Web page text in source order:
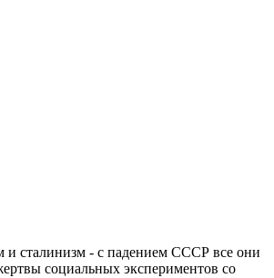
и сталинизм - с падением СССР все они
социальных экспериментов со